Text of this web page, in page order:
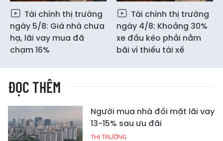
Tài chính thị trường
ngày 5/8: Giá nhà chưa
hạ, lãi vay mua đã
chạm 16%
Tài chính thị trường
ngày 4/8: Khoảng 30%
xe đầu kéo phải nằm
bãi vì thiếu tài xế
ĐỌC THÊM
Người mua nhà đối mặt lãi vay
13-15% sau ưu đãi
THỊ TRƯỜNG